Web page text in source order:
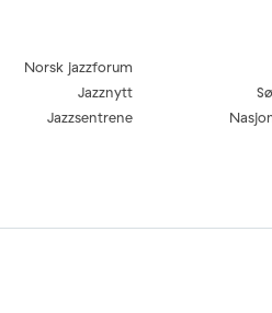
Norsk jazzforum
Jazznytt
Jazzsentrene